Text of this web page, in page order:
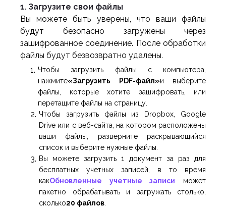
1. Загрузите свои файлы
Вы можете быть уверены, что ваши файлы
будут безопасно загружены через
зашифрованное соединение. После обработки
файлы будут безвозвратно удалены.
Чтобы загрузить файлы с компьютера,
нажмите«Загрузить PDF-файл»и выберите
файлы, которые хотите зашифровать, или
перетащите файлы на страницу.
Чтобы загрузить файлы из Dropbox, Google
Drive или с веб-сайта, на котором расположены
ваши файлы, разверните раскрывающийся
список и выберите нужные файлы.
Вы можете загрузить 1 документ за раз для
бесплатных учетных записей, в то время
какОбновленные учетные записи может
пакетно обрабатывать и загружать столько,
сколько20 файлов